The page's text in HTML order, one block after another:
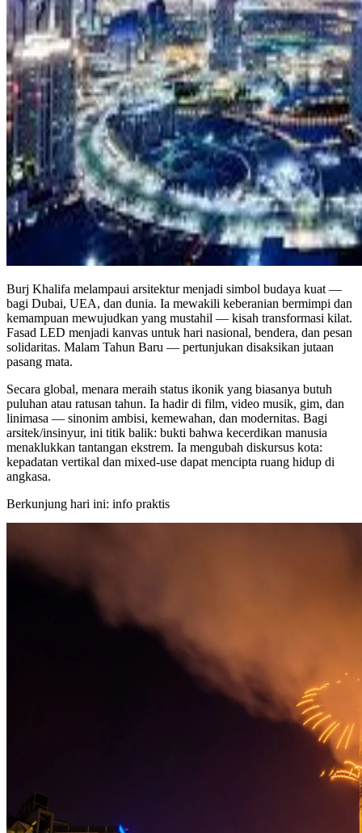
Burj Khalifa melampaui arsitektur menjadi simbol budaya kuat —
bagi Dubai, UEA, dan dunia. Ia mewakili keberanian bermimpi dan
kemampuan mewujudkan yang mustahil — kisah transformasi kilat.
Fasad LED menjadi kanvas untuk hari nasional, bendera, dan pesan
solidaritas. Malam Tahun Baru — pertunjukan disaksikan jutaan
pasang mata.
Secara global, menara meraih status ikonik yang biasanya butuh
puluhan atau ratusan tahun. Ia hadir di film, video musik, gim, dan
linimasa — sinonim ambisi, kemewahan, dan modernitas. Bagi
arsitek/insinyur, ini titik balik: bukti bahwa kecerdikan manusia
menaklukkan tantangan ekstrem. Ia mengubah diskursus kota:
kepadatan vertikal dan mixed-use dapat mencipta ruang hidup di
angkasa.
Berkunjung hari ini: info praktis